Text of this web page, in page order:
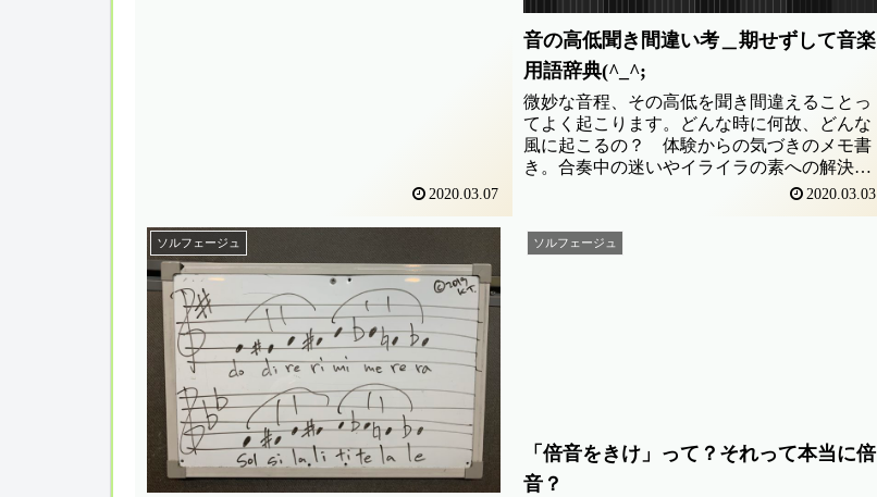
2020.03.07
音の高低聞き間違い考＿期せずして音楽
用語辞典(^_^;
微妙な音程、その高低を聞き間違えることっ
てよく起こります。どんな時に何故、どんな
風に起こるの？ 体験からの気づきのメモ書
き。合奏中の迷いやイライラの素への解決の
2020.03.03
ソルフェージュ ソルフェージュ
「倍音をきけ」って？それって本当に倍
音？